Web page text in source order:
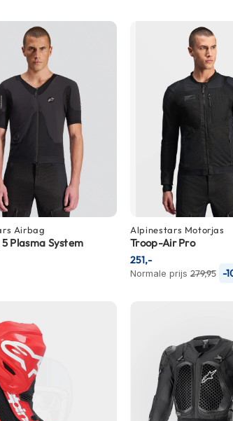
Airbag
Plasma System
Alpinestars Motorjas
Troop-Air Pro
Normale prijs 279,95 -
251,-